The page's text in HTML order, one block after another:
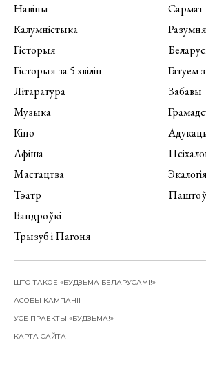
Навіны
Калумністыка
Гісторыя
Гісторыя за 5 хвілін
Літаратура
Музыка
Кіно
Афіша
Мастацтва
Тэатр
Вандроўкі
Трызуб і Пагоня
Сармат
Гатуем
Забавы
Экалогія
ШТО ТАКОЕ «БУДЗЬМА БЕЛАРУСАМІ!»
АСОБЫ КАМПАНІІ
УСЕ ПРАЕКТЫ «БУДЗЬМА!»
КАРТА САЙТА